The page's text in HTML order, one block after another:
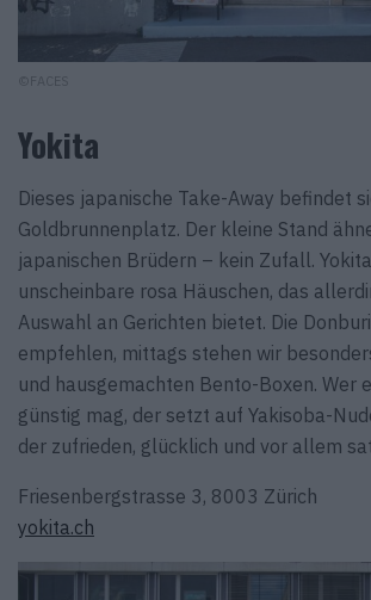
©FACES
Yokita
Dieses japanische Take-Away befindet
Goldbrunnenplatz. Der kleine Stand
japanischen Brüdern – kein Zufall.
unscheinbare rosa Häuschen, das
Auswahl an Gerichten bietet. Die
empfehlen, mittags stehen wir
und hausgemachten Bento-Boxen. Wer
günstig mag, der setzt auf Yakisoba-
der zufrieden, glücklich und vor allem
Friesenbergstrasse 3, 8003 Zürich
yokita.ch